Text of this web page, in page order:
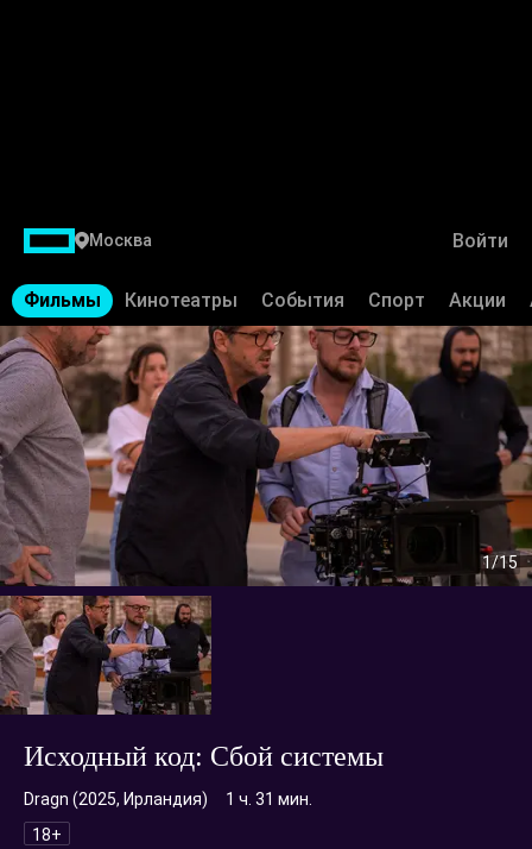
Москва Войти
Фильмы Кинотеатры События Спорт Акции
1/15
Исходный код: Сбой системы
Dragn (2025, Ирландия)
1 ч. 31 мин.
18+